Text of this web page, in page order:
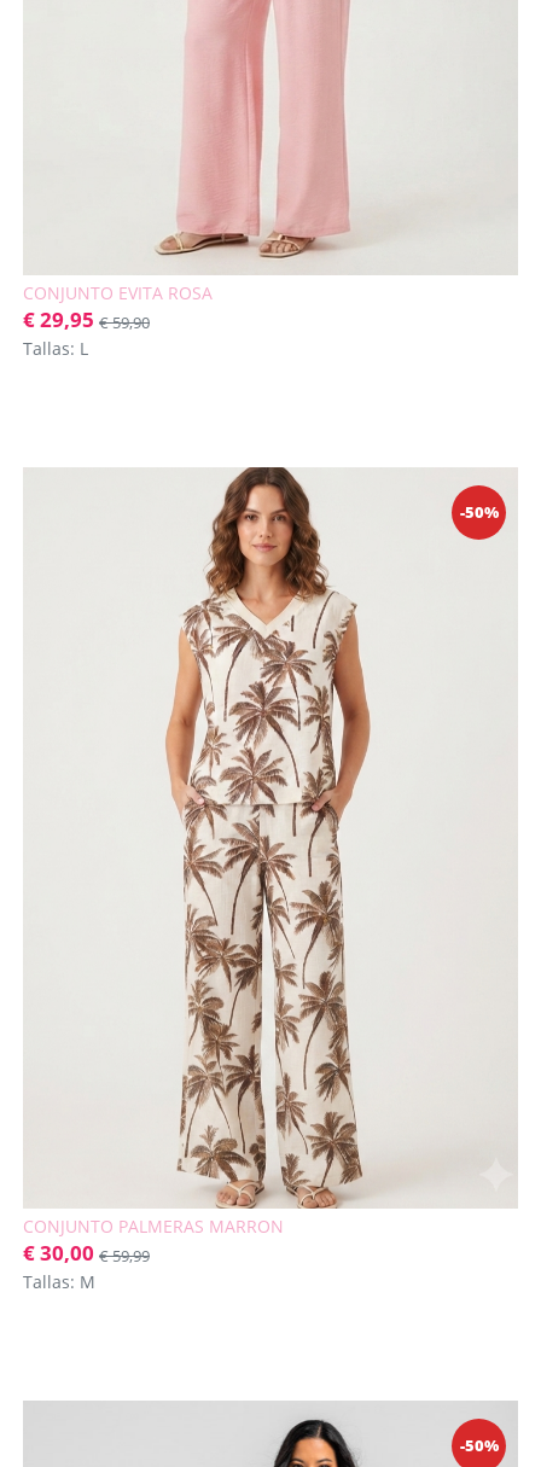
CONJUNTO EVITA ROSA
€ 29,95 € 59,90
Tallas: L
-50%
CONJUNTO PALMERAS MARRON
€ 30,00 € 59,99
Tallas: M
-50%